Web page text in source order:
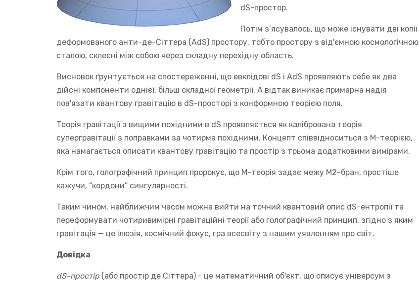
dS-простор.
Потім з’ясувалось, що може існувати дві копії
деформованого анти-де-Сіттера (AdS) простору, тобто простору з від'ємною космологічною
сталою, склеєні між собою через складну перехідну область.
Висновок ґрунтується на спостереженні, що евклідові dS і AdS проявляють себе як два
дійсні компоненти однієї, більш складної геометрії. А відтак виникає примарна надія
пов'язати квантову гравітацію в dS-просторі з конформною теорією поля.
Теорія гравітації з вищими похідними в dS проявляється як калібрована теорія
супергравітації з поправками за чотирма похідними. Концепт співвідноситься з М-теорією,
яка намагається описати квантову гравітацію та простір з трьома додатковими вимірами.
Крім того, голографічний принцип пророкує, що М-теорія задає межу M2-бран, простіше
кажучи, “кордони” сингулярності.
Таким чином, найближчим часом можна вийти на точний квантовий опис dS-ентропії та
переформувати чотиривимірні гравітаційні теорії або голографічний принцип, згідно з яким
гравітація — це ілюзія, космічний фокус, гра всесвіту з нашим уявленням про світ.
Довідка
dS-простір (або простір де Сіттера) - це математичний об'єкт, що описує універсум з